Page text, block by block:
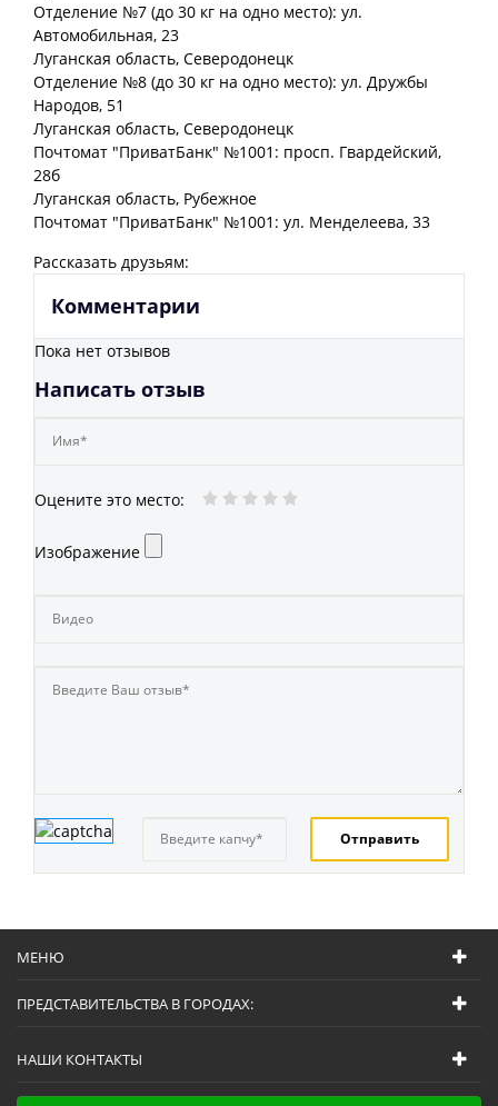
Отделение №7 (до 30 кг на одно место): ул.
Автомобильная, 23
Луганская область, Северодонецк
Отделение №8 (до 30 кг на одно место): ул. Дружбы
Народов, 51
Луганская область, Северодонецк
Почтомат "ПриватБанк" №1001: просп. Гвардейский,
28б
Луганская область, Рубежное
Почтомат "ПриватБанк" №1001: ул. Менделеева, 33
Рассказать друзьям:
Комментарии
Пока нет отзывов
Написать отзыв
Оцените это место:
Изображение
МЕНЮ
ПРЕДСТАВИТЕЛЬСТВА В ГОРОДАХ:
НАШИ КОНТАКТЫ